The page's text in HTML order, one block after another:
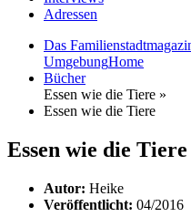
Adressen
Das
UmgebungHome
Bücher
Essen wie die Tiere »
Essen wie die Tiere
Essen wie die Tiere
Autor: Heike
Veröffentlicht: 04/2016